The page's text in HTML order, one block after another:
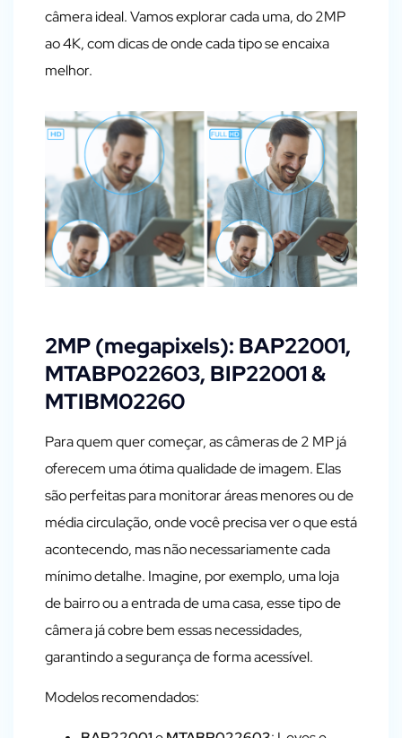
câmera ideal. Vamos explorar cada uma, do 2MP
ao 4K, com dicas de onde cada tipo se encaixa
melhor.
2MP (megapixels): BAP22001,
MTABP022603, BIP22001 &
MTIBM02260
Para quem quer começar, as câmeras de 2 MP já
oferecem uma ótima qualidade de imagem. Elas
são perfeitas para monitorar áreas menores ou de
média circulação, onde você precisa ver o que está
acontecendo, mas não necessariamente cada
mínimo detalhe. Imagine, por exemplo, uma loja
de bairro ou a entrada de uma casa, esse tipo de
câmera já cobre bem essas necessidades,
garantindo a segurança de forma acessível.
Modelos recomendados: